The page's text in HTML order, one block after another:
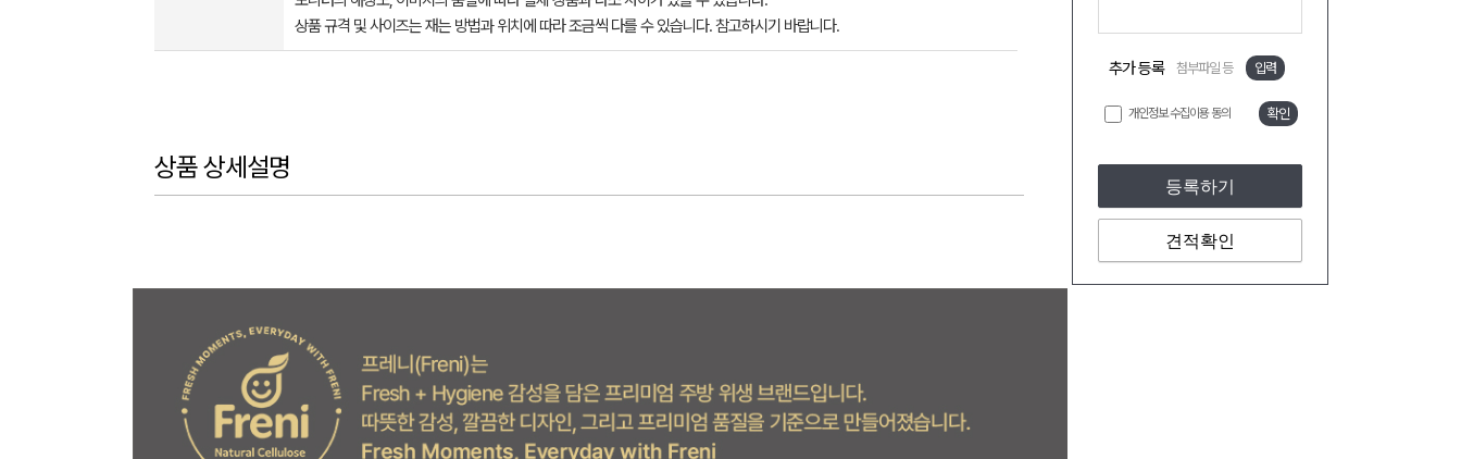
추가 등록 첨부파일 등 입력
개인정보 수집이용 동의 확인
등록하기
견적확인
상품 규격 및 사이즈는 재는 방법과 위치에 따라 조금씩 다를 수 있습니다. 참고하시기 바랍니다.
상품 상세설명